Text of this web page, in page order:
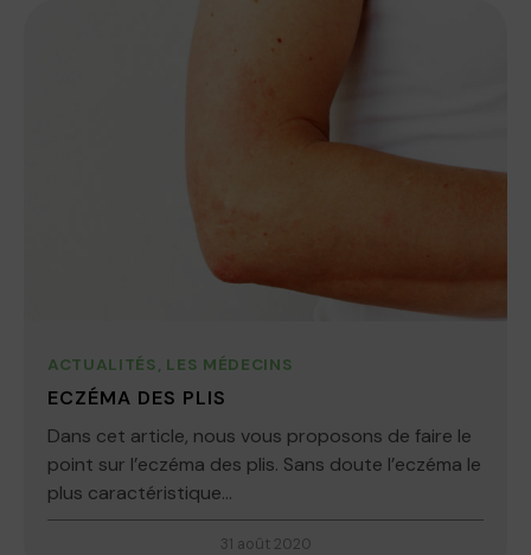
ACTUALITÉS, LES MÉDECINS
ECZÉMA DES PLIS
Dans cet article, nous vous proposons de faire le
point sur l’eczéma des plis. Sans doute l’eczéma le
plus caractéristique...
31 août 2020